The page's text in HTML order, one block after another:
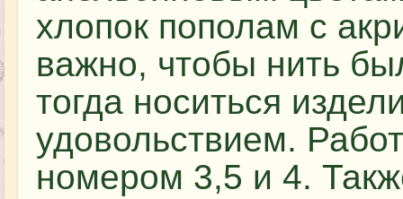
хлопок пополам с
важно, чтобы нить
тогда носиться
удовольствием.
номером 3,5 и 4.